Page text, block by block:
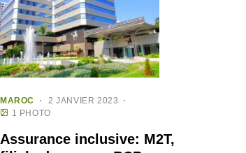
MAROC
2 JANVIER 2023
1 PHOTO
Assurance inclusive: M2T,